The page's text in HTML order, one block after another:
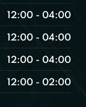
12:00 - 04:00
12:00 - 04:00
12:00 - 04:00
12:00 - 02:00